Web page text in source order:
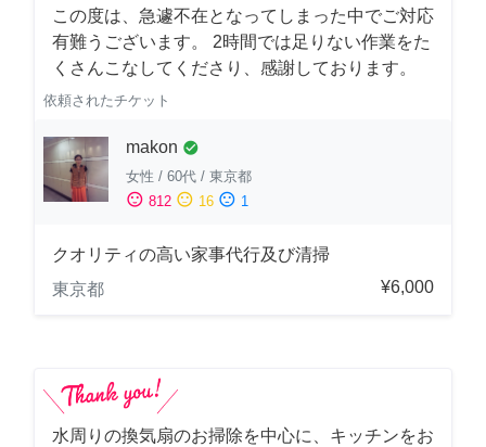
この度は、急遽不在となってしまった中でご対応
有難うございます。 2時間では足りない作業をた
くさんこなしてくださり、感謝しております。
依頼されたチケット
makon check_circle
女性 / 60代 / 東京都
sentiment_satisfied 812 sentiment_neutral 16 sentiment_dissatisfied 1
クオリティの高い家事代行及び清掃
東京都
¥6,000
水周りの換気扇のお掃除を中心に、キッチンをお